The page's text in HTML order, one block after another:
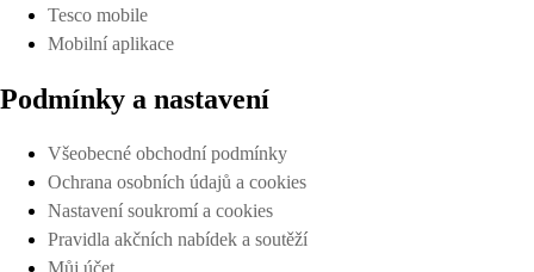
Tesco mobile
Mobilní aplikace
Podmínky a nastavení
Všeobecné obchodní podmínky
Ochrana osobních údajů a cookies
Nastavení soukromí a cookies
Pravidla akčních nabídek a soutěží
Můj účet